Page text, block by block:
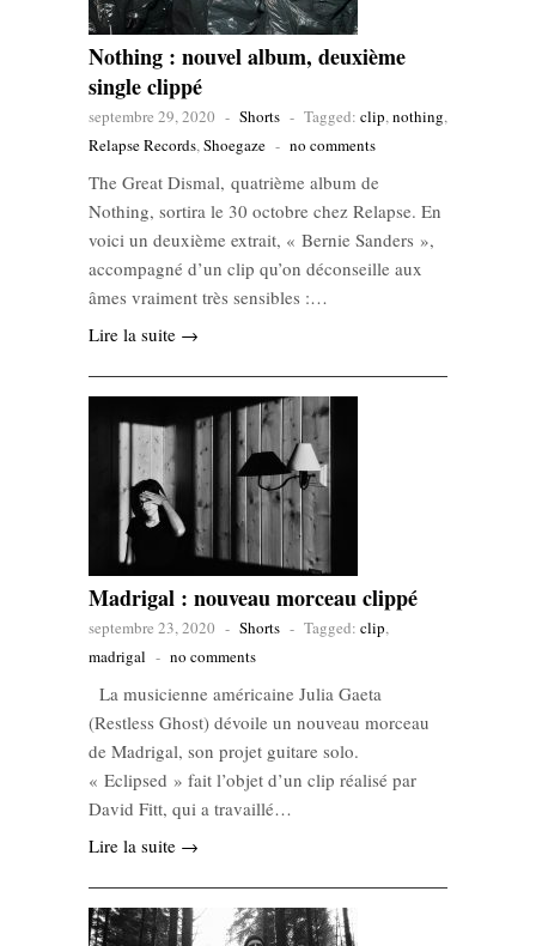
Nothing : nouvel album, deuxième
single clippé
septembre 29, 2020 - Shorts - Tagged: clip,nothing,
Relapse Records,Shoegaze - no comments
The Great Dismal, quatrième album de
Nothing, sortira le 30 octobre chez Relapse. En
voici un deuxième extrait, « Bernie Sanders »,
accompagné d’un clip qu’on déconseille aux
âmes vraiment très sensibles :…
Lire la suite →
Madrigal : nouveau morceau clippé
septembre 23, 2020 - Shorts - Tagged: clip,
madrigal - no comments
La musicienne américaine Julia Gaeta
(Restless Ghost) dévoile un nouveau morceau
de Madrigal, son projet guitare solo.
« Eclipsed » fait l’objet d’un clip réalisé par
David Fitt, qui a travaillé…
Lire la suite →